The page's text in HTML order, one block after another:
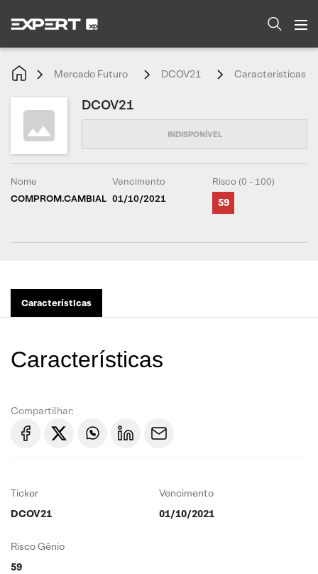
Mercado Futuro DCOV21 Características
DCOV21
Nome
COMPROM.CAMBIAL
Vencimento
01/10/2021
Risco (0 - 100)
59
Características
Características
Compartilhar:
Ticker
DCOV21
Vencimento
01/10/2021
Risco Gênio
59